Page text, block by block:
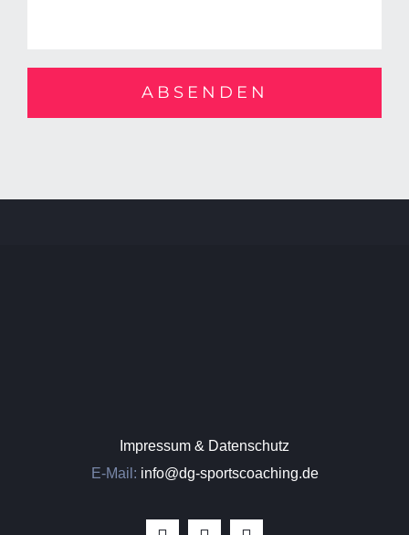
Impressum & Datenschutz
E-Mail: info@dg-sportscoaching.de